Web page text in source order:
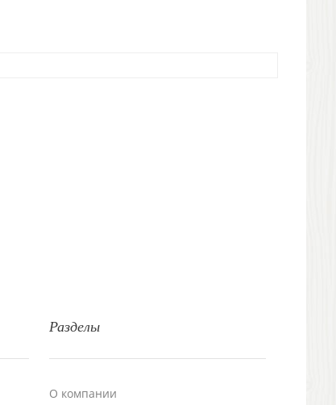
Разделы
О компании